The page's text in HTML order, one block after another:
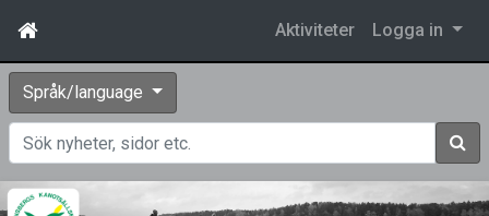
Aktiviteter Logga in
Språk/language
Sök